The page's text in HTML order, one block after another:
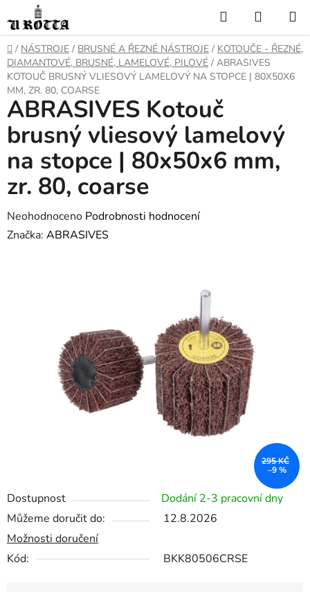
na
obsah
Hledat
KOŠÍK
DOMŮ
/ NÁSTROJE / BRUSNÉ A ŘEZNÉ NÁSTROJE / KOTOUČE - ŘEZNÉ,
DIAMANTOVÉ, BRUSNÉ, LAMELOVÉ, PILOVÉ / ABRASIVES
KOTOUČ BRUSNÝ VLIESOVÝ LAMELOVÝ NA STOPCE | 80X50X6
MM, ZR. 80, COARSE
Dostupnost
Dodání 2-3 pracovní dny
Můžeme doručit do:
12.8.2026
Možnosti doručení
Kód:
BKK80506CRSE
ABRASIVES Kotouč
brusný vliesový lamelový
na stopce | 80x50x6 mm,
zr. 80, coarse
Průměrné
hodnocení
Neohodnoceno Podrobnosti hodnocení
Značka: ABRASIVES
295 KČ
–9 %